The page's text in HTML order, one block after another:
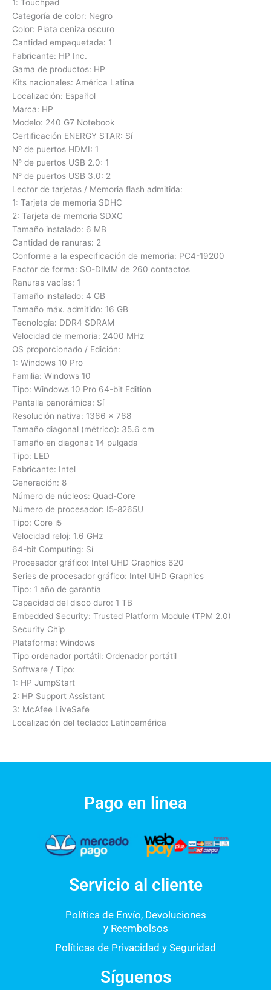
1: Touchpad
Categoría de color: Negro
Color: Plata ceniza oscuro
Cantidad empaquetada: 1
Fabricante: HP Inc.
Gama de productos: HP
Kits nacionales: América Latina
Localización: Español
Marca: HP
Modelo: 240 G7 Notebook
Certificación ENERGY STAR: Sí
Nº de puertos HDMI: 1
Nº de puertos USB 2.0: 1
Nº de puertos USB 3.0: 2
Lector de tarjetas / Memoria flash admitida:
1: Tarjeta de memoria SDHC
2: Tarjeta de memoria SDXC
Tamaño instalado: 6 MB
Cantidad de ranuras: 2
Conforme a la especificación de memoria: PC4-19200
Factor de forma: SO-DIMM de 260 contactos
Ranuras vacías: 1
Tamaño instalado: 4 GB
Tamaño máx. admitido: 16 GB
Tecnología: DDR4 SDRAM
Velocidad de memoria: 2400 MHz
OS proporcionado / Edición:
1: Windows 10 Pro
Familia: Windows 10
Tipo: Windows 10 Pro 64-bit Edition
Pantalla panorámica: Sí
Resolución nativa: 1366 x 768
Tamaño diagonal (métrico): 35.6 cm
Tamaño en diagonal: 14 pulgada
Tipo: LED
Fabricante: Intel
Generación: 8
Número de núcleos: Quad-Core
Número de procesador: I5-8265U
Tipo: Core i5
Velocidad reloj: 1.6 GHz
64-bit Computing: Sí
Procesador gráfico: Intel UHD Graphics 620
Series de procesador gráfico: Intel UHD Graphics
Tipo: 1 año de garantía
Capacidad del disco duro: 1 TB
Embedded Security: Trusted Platform Module (TPM 2.0)
Security Chip
Plataforma: Windows
Tipo ordenador portátil: Ordenador portátil
Software / Tipo:
1: HP JumpStart
2: HP Support Assistant
3: McAfee LiveSafe
Localización del teclado: Latinoamérica
Pago en linea
Servicio al cliente
Política de Envío, Devoluciones
y Reembolsos
Políticas de Privacidad y Seguridad
Síguenos